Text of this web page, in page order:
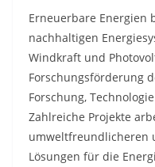
Erneuerbare Energien
nachhaltigen
Windkraft und
Forschungsförderung
Forschung,
Zahlreiche Projekte
umweltfreundlicheren
Lösungen für die